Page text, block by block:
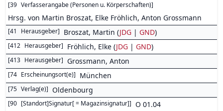
[39 Verfasserangabe (Personen u. Körperschaften)]
Hrsg. von Martin Broszat, Elke Fröhlich, Anton Grossmann
[41 Herausgeber] Broszat, Martin (JDG | GND)
[412 Herausgeber] Fröhlich, Elke (JDG | GND)
[413 Herausgeber] Grossmann, Anton
[74 Erscheinungsort(e)] München
[75 Verlag(e)] Oldenbourg
[90 [Standort]Signatur[ = Magazinsignatur]] O 01.04